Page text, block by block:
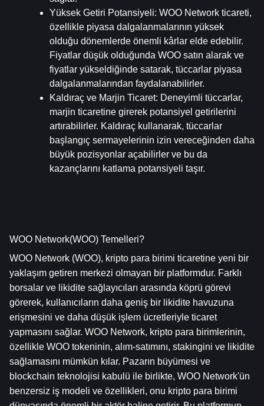
Yüksek Getiri Potansiyeli: WOO Network ticareti,
özellikle piyasa dalgalanmalarının yüksek
olduğu dönemlerde önemli kârlar elde edebilir.
Fiyatlar düşük olduğunda WOO satın alarak ve
fiyatlar yükseldiğinde satarak, tüccarlar piyasa
dalgalanmalarından faydalanabilirler.
Kaldıraç ve Marjin Ticaret: Deneyimli tüccarlar,
marjin ticaretine girerek potansiyel getirilerini
artırabilirler. Kaldıraç kullanarak, tüccarlar
başlangıç sermayelerinin izin vereceğinden daha
büyük pozisyonlar açabilirler ve bu da
kazançlarını katlama potansiyeli taşır.
WOO Network(WOO) Temelleri?
WOO Network (WOO), kripto para birimi ticaretine yeni bir
yaklaşım getiren merkezi olmayan bir platformdur. Farklı
borsalar ve likidite sağlayıcıları arasında köprü görevi
görerek, kullanıcıların daha geniş bir likidite havuzuna
erişmesini ve daha düşük işlem ücretleriyle ticaret
yapmasını sağlar. WOO Network, kripto para birimlerinin,
özellikle WOO tokeninin, alım-satımını, stakingini ve likidite
sağlamasını mümkün kılar. Pazarın büyümesi ve
blockchain teknolojisi kabulü ile birlikte, WOO Network'ün
benzersiz iş modeli ve özellikleri, onu kripto para birimi